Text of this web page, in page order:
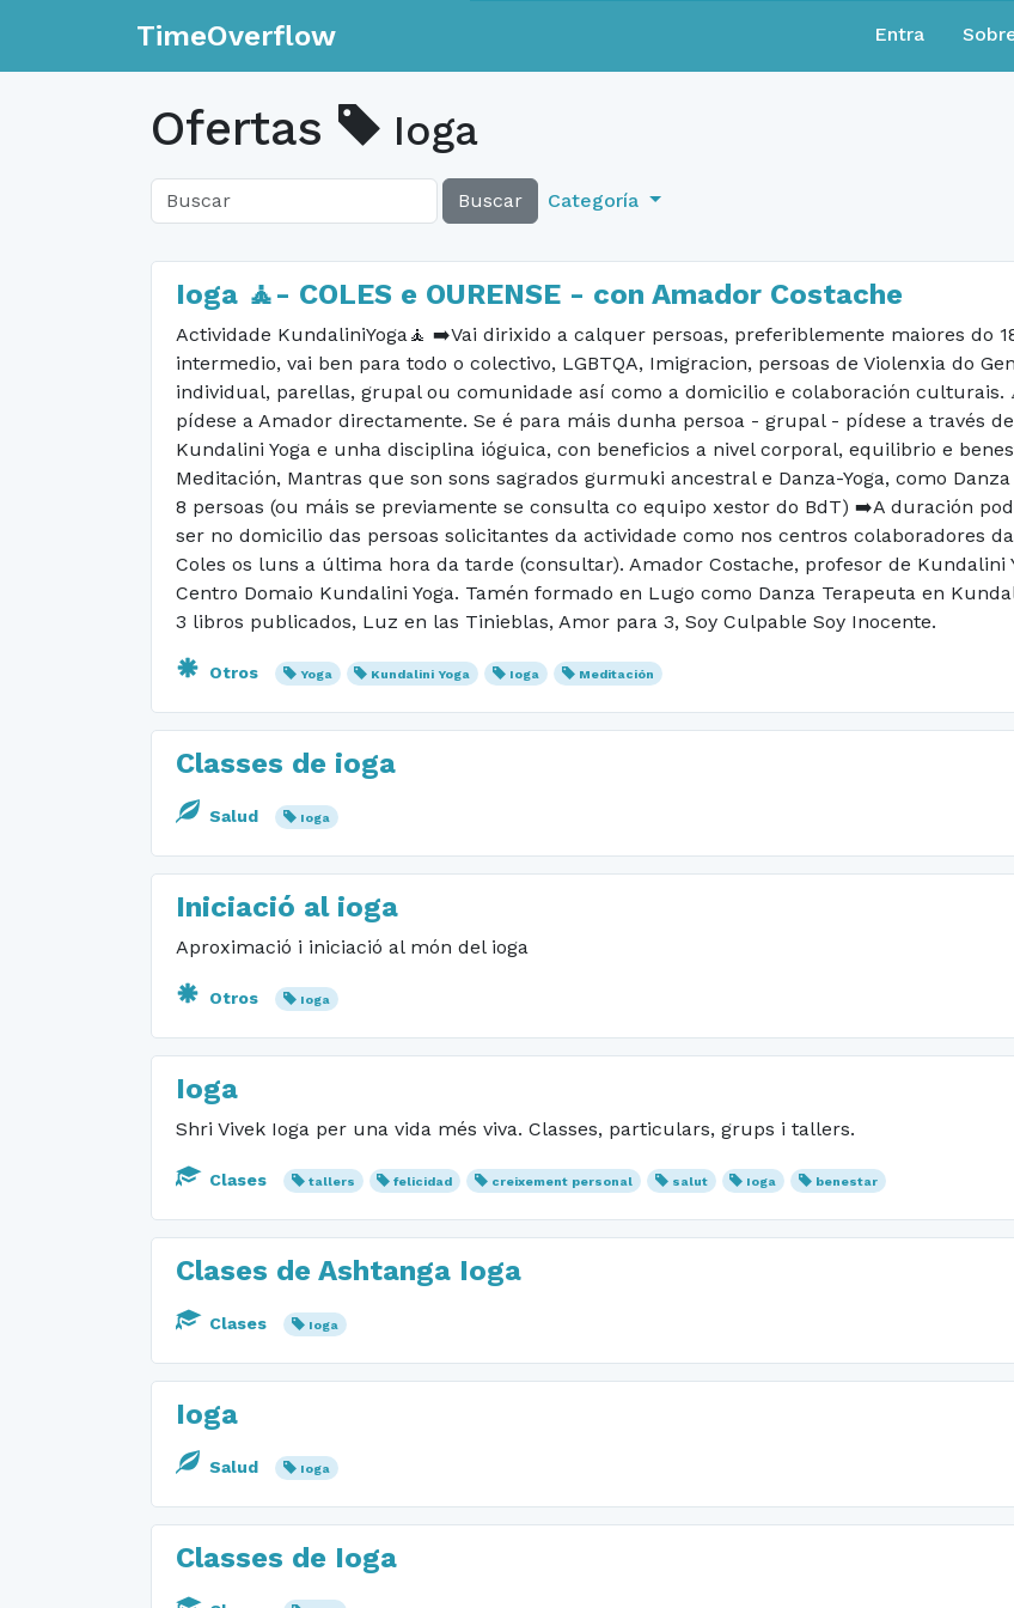
TimeOverflow Entra
Ofertas Ioga
Buscar Categoría
Ioga 🧘- COLES e OURENSE - con Amador Costache
Actividade KundaliniYoga🧘 ➡️Vai dirixido a calquer persoas, preferiblemente maiores do
intermedio, vai ben para todo o colectivo, LGBTQA, Imigracion, persoas de Violenxia do
individual, parellas, grupal ou comunidade así como a domicilio e colaboración culturais.
pídese a Amador directamente. Se é para máis dunha persoa - grupal - pídese a través
Kundalini Yoga e unha disciplina ióguica, con beneficios a nivel corporal, equilibrio e
Meditación, Mantras que son sons sagrados gurmuki ancestral e Danza-Yoga, como
8 persoas (ou máis se previamente se consulta co equipo xestor do BdT) ➡️A duración
ser no domicilio das persoas solicitantes da actividade como nos centros colaboradores
Coles os luns a última hora da tarde (consultar). Amador Costache, profesor de Kundalini
Centro Domaio Kundalini Yoga. Tamén formado en Lugo como Danza Terapeuta en
3 libros publicados, Luz en las Tinieblas, Amor para 3, Soy Culpable Soy Inocente.
Otros Yoga Kundalini Yoga Ioga Meditación
Classes de ioga
Salud Ioga
Iniciació al ioga
Aproximació i iniciació al món del ioga
Otros Ioga
Ioga
Shri Vivek Ioga per una vida més viva. Classes, particulars, grups i tallers.
Clases tallers felicidad creixement personal salut Ioga benestar
Clases de Ashtanga Ioga
Clases Ioga
Ioga
Salud Ioga
Classes de Ioga